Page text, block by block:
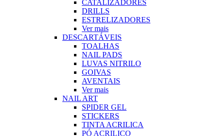
CATALIZADORES
DRILLS
ESTRELIZADORES
Ver mais
DESCARTÁVEIS
TOALHAS
NAIL PADS
LUVAS NITRILO
GOIVAS
AVENTAIS
Ver mais
NAIL ART
SPIDER GEL
STICKERS
TINTA ACRILICA
PÓ ACRILICO